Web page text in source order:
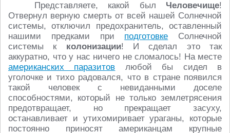
Представляете, какой был Человечище!
Отвернул верную смерть от всей нашей Солнечной
системы, отключил предохранитель, оставленный
нашими предками при подготовке Солнечной
системы к колонизации! И сделал это так
аккуратно, что у нас ничего не сломалось! На месте
американских паразитов любой бы сидел в
уголочке и тихо радовался, что в стране появился
такой человек с невиданными доселе
способностями, который не только землетрясения
предотвращает, но прекращает засуху,
останавливает и утихомиривает ураганы, которые
постоянно приносят американцам крупные